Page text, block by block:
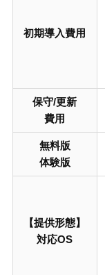
初期導入費用
保守/更新
費用
無料版
体験版
【提供形態】
対応OS